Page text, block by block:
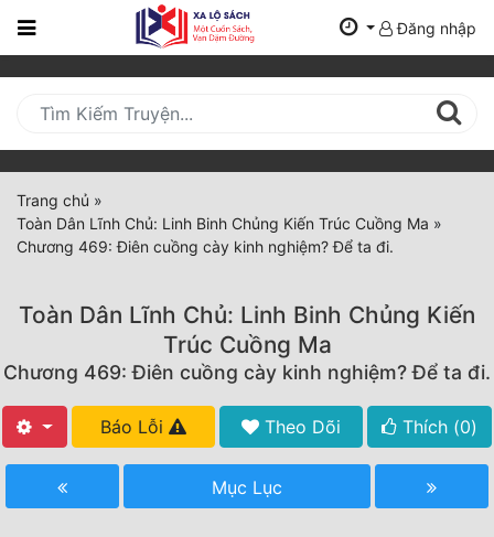
Trang
Mới
Cập
Nhật
(current)
BXH
Truyện Mới Ra
Hoàn Thành
Đăng nhập
Trang chủ »
Toàn Dân Lĩnh Chủ: Linh Binh Chủng Kiến Trúc Cuồng Ma »
Chương 469: Điên cuồng cày kinh nghiệm? Để ta đi.
Toàn Dân Lĩnh Chủ: Linh Binh Chủng Kiến
Trúc Cuồng Ma
Chương 469: Điên cuồng cày kinh nghiệm? Để ta đi.
Báo Lỗi Theo Dõi Thích (0)
Mục Lục